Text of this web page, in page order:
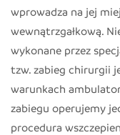
wprowadza na jej
wewnątrzgałkową.
wykonane przez
tzw. zabieg chirurgii
warunkach
zabiegu operujemy
procedura